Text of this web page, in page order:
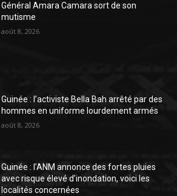
Général Amara Camara sort de son
mutisme
août 8, 2026
Guinée : l’activiste Bella Bah arrêté par des
hommes en uniforme lourdement armés
août 8, 2026
Guinée : l’ANM annonce des fortes pluies
avec risque élevé d’inondation, voici les
localités concernées